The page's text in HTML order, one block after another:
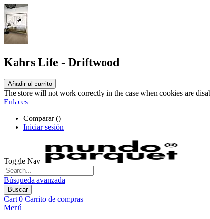
Kahrs Life - Driftwood
Añadir al carrito
The store will not work correctly in the case when cookies are
Enlaces
Comparar ()
Iniciar sesión
Toggle Nav
Búsqueda avanzada
Buscar
Cart 0 Carrito de compras
Menú